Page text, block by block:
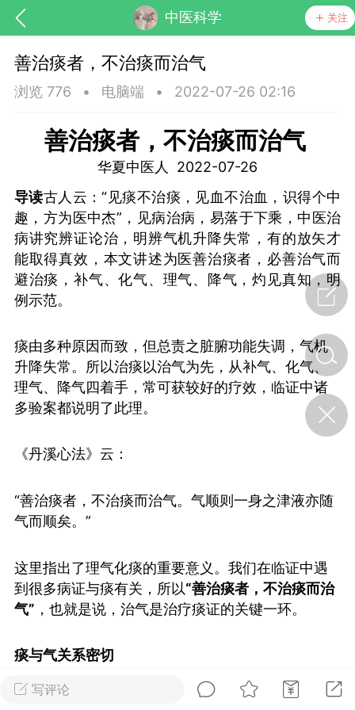
中医科学 关注
，华夏中医人：家门口的中医人！
节气气象
·特急预警】关
节返乡期间“闪
0
问答
容平，顺时收
精气
写评论
善治痰者，不治痰而治气
浏览 776 • 电脑端 • 2022-07-26 02:16
善治痰者，不治痰而治气
华夏中医人 2022-07-26
导读古人云：“见痰不治痰，见血不治血，识得个中
趣，方为医中杰”，见病治病，易落于下乘，中医治
病讲究辨证论治，明辨气机升降失常，有的放矢才
能取得真效，本文讲述为医善治痰者，必善治气而
避治痰，补气、化气、理气、降气，灼见真知，明
例示范。
痰由多种原因而致，但总责之脏腑功能失调，气机
升降失常。所以治痰以治气为先，从补气、化气、
理气、降气四着手，常可获较好的疗效，临证中诸
多验案都说明了此理。
《丹溪心法》云：
“善治痰者，不治痰而治气。气顺则一身之津液亦随
气而顺矣。”
这里指出了理气化痰的重要意义。我们在临证中遇
到很多病证与痰有关，所以“善治痰者，不治痰而治
气” ，也就是说，治气是治疗痰证的关键一环。
痰与气关系密切
痰是人体内的一种病理性产物，亦是一种致病物